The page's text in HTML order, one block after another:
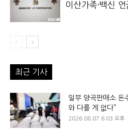
이산가족·백신 언
최근 기사
일부 양곡판매소
와 다를 게 없다”
2026.08.07 6:03 오후